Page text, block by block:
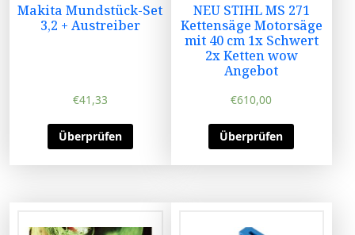
Makita Mundstück-Set
3,2 + Austreiber
€41,33
Überprüfen
NEU STIHL MS 271
Kettensäge Motorsäge
mit 40 cm 1x Schwert
2x Ketten wow
Angebot
€610,00
Überprüfen